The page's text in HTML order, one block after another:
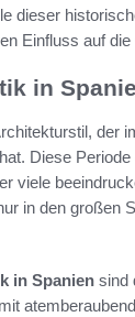
dieser
Einfluss auf die
in
der
Diese Periode
viele
in den großen
in Spanien sind